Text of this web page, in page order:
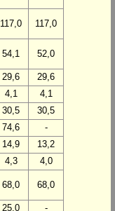
117,0 117,0
54,1 52,0
29,6
29,6
4,1
4,1
30,5
30,5
74,6
-
14,9
13,2
4,3
4,0
68,0 68,0
25,0
-